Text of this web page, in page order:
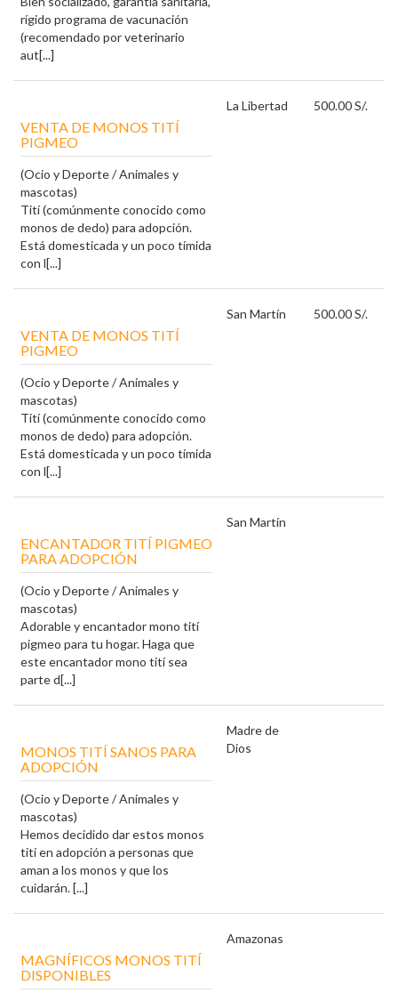
rígido programa de vacunación
(recomendado por veterinario
aut[...]
VENTA DE MONOS TITÍ
PIGMEO
(Ocio y Deporte / Animales y
mascotas)
Tití (comúnmente conocido como
monos de dedo) para adopción.
Está domesticada y un poco tímida
con l[...]
La Libertad 500.00 S/.
VENTA DE MONOS TITÍ
PIGMEO
(Ocio y Deporte / Animales y
mascotas)
Tití (comúnmente conocido como
monos de dedo) para adopción.
Está domesticada y un poco tímida
con l[...]
San Martín 500.00 S/.
ENCANTADOR TITÍ PIGMEO
PARA ADOPCIÓN
(Ocio y Deporte / Animales y
mascotas)
Adorable y encantador mono tití
pigmeo para tu hogar. Haga que
este encantador mono tití sea
parte d[...]
San Martín
MONOS TITÍ SANOS PARA
ADOPCIÓN
(Ocio y Deporte / Animales y
mascotas)
Hemos decidido dar estos monos
tití en adopción a personas que
aman a los monos y que los
cuidarán. [...]
Madre de
Dios
MAGNÍFICOS MONOS TITÍ
DISPONIBLES
Amazonas